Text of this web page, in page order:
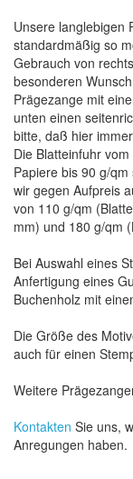
Unsere langlebigen
standardmäßig so
Gebrauch von
besonderen
Prägezange mit
unten einen
bitte, daß hier
Die Blatteinfuhr
Papiere bis 90 g/
wir gegen Aufpreis
von 110 g/qm
mm) und 180 g/qm
Bei Auswahl eines
Anfertigung eines
Buchenholz mit
Die Größe des
auch für einen
Weitere
Kontakten Sie uns,
Anregungen haben.